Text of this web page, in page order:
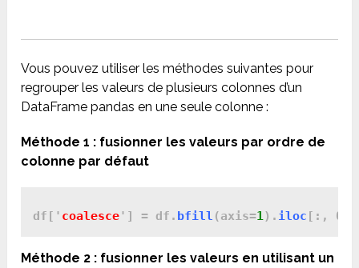
Vous pouvez utiliser les méthodes suivantes pour
regrouper les valeurs de plusieurs colonnes d’un
DataFrame pandas en une seule colonne :
Méthode 1 : fusionner les valeurs par ordre de
colonne par défaut
df[' coalesce'] = df. bfill (axis=1). iloc
Méthode 2 : fusionner les valeurs en utilisant un